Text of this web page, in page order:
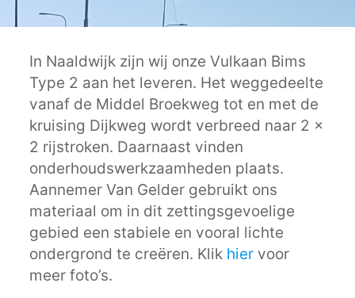
In Naaldwijk zijn wij onze Vulkaan Bims
Type 2 aan het leveren. Het weggedeelte
vanaf de Middel Broekweg tot en met de
kruising Dijkweg wordt verbreed naar 2 x
2 rijstroken. Daarnaast vinden
onderhoudswerkzaamheden plaats.
Aannemer Van Gelder gebruikt ons
materiaal om in dit zettingsgevoelige
gebied een stabiele en vooral lichte
ondergrond te creëren. Klik hiervoor
meer foto’s.